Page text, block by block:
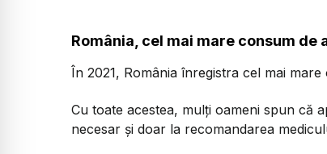
România, cel mai mare consum de
În 2021, România înregistra cel mai
Cu toate acestea, mulți oameni spun că
necesar și doar la recomandarea